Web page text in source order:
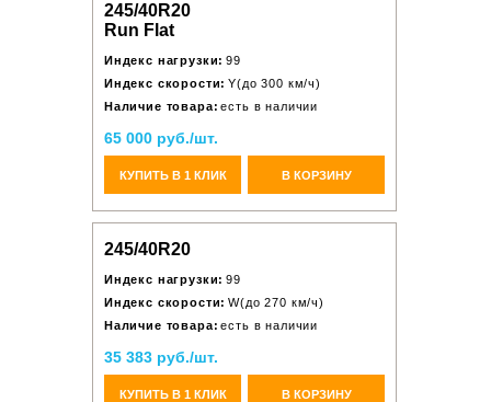
245/40R20
Run Flat
Индекс нагрузки: 99
Индекс скорости: Y(до 300 км/ч)
Наличие товара: есть в наличии
65 000 руб./шт.
КУПИТЬ В 1 КЛИК В КОРЗИНУ
245/40R20
Индекс нагрузки: 99
Индекс скорости: W(до 270 км/ч)
Наличие товара: есть в наличии
35 383 руб./шт.
КУПИТЬ В 1 КЛИК В КОРЗИНУ